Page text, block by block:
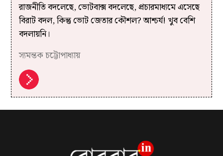
রাজনীতি বদলেছে, ভোটবাক্স বদলেছে, প্রচারমাধ্যমে এসেছে
বিরাট বদল, কিন্তু ভোট জেতার কৌশল? আশ্চর্য! খুব বেশি
বদলায়নি।
স্যমন্তক চট্টোপাধ্যায়